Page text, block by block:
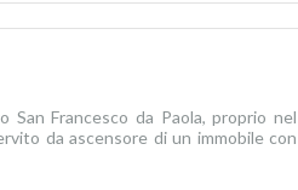
San Francesco da Paola, proprio nel
da ascensore di un immobile con